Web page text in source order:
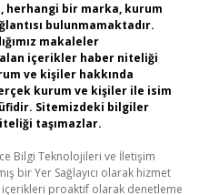
herhangi bir marka, kurum
bulunmamaktadır.
makaleler
içerikler haber niteliği
ve kişiler hakkında
kurum ve kişiler ile isim
Sitemizdeki bilgiler
taşımazlar.
Bilgi Teknolojileri ve İletişim
bir Yer Sağlayıcı olarak hizmet
proaktif olarak denetleme